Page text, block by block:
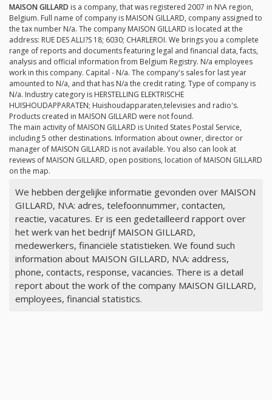
MAISON GILLARD is a company, that was registered 2007 in N\A region,
Belgium. Full name of company is MAISON GILLARD, company assigned to
the tax number N/a. The company MAISON GILLARD is located at the
address: RUE DES ALLI?S 18; 6030; CHARLEROI. We brings you a complete
range of reports and documents featuring legal and financial data, facts,
analysis and official information from Belgium Registry. N/a employees
work in this company. Capital - N/a. The company's sales for last year
amounted to N/a, and that has N/a the credit rating. Type of company is
N/a. Industry category is HERSTELLING ELEKTRISCHE
HUISHOUDAPPARATEN; Huishoudapparaten,televisies and radio's.
Products created in MAISON GILLARD were not found.
The main activity of MAISON GILLARD is United States Postal Service,
including 5 other destinations. Information about owner, director or
manager of MAISON GILLARD is not available. You also can look at
reviews of MAISON GILLARD, open positions, location of MAISON GILLARD
on the map.
We hebben dergelijke informatie gevonden over MAISON
GILLARD, N\A: adres, telefoonnummer, contacten,
reactie, vacatures. Er is een gedetailleerd rapport over
het werk van het bedrijf MAISON GILLARD,
medewerkers, financiële statistieken. We found such
information about MAISON GILLARD, N\A: address,
phone, contacts, response, vacancies. There is a detail
report about the work of the company MAISON GILLARD,
employees, financial statistics.